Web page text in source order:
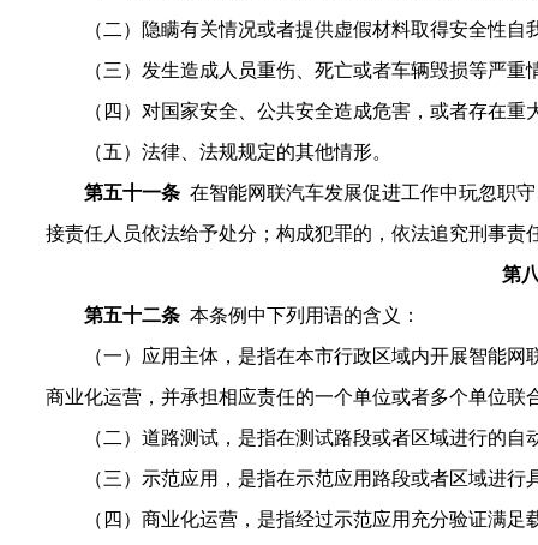
（二）隐瞒有关情况或者提供虚假材料取得安全性自
（三）发生造成人员重伤、死亡或者车辆毁损等严
（四）对国家安全、公共安全造成危害，或者存在重
（五）法律、法规规定的其他情形。
第五十一条在智能网联汽车发展促进工作中玩忽职
接责任人员依法给予处分；构成犯罪的，依法追究刑事责
第
第五十二条本条例中下列用语的含义：
（一）应用主体，是指在本市行政区域内开展智能
商业化运营，并承担相应责任的一个单位或者多个单位联
（二）道路测试，是指在测试路段或者区域进行的自
（三）示范应用，是指在示范应用路段或者区域进
（四）商业化运营，是指经过示范应用充分验证满